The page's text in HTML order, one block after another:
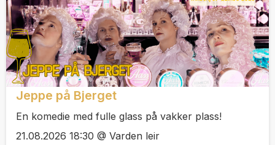
Jeppe på Bjerget
En komedie med fulle glass på vakker plass!
21.08.2026 18:30 @ Varden leir